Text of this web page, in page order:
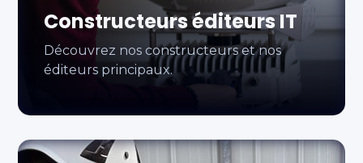
Constructeurs éditeurs IT
Découvrez nos constructeurs et nos
éditeurs principaux.